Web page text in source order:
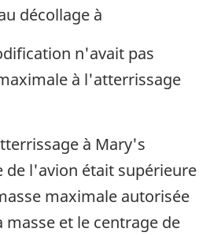
décollage à
n'avait pas
à l'atterrissage
à Mary's
de l'avion était supérieure
maximale autorisée
et le centrage de